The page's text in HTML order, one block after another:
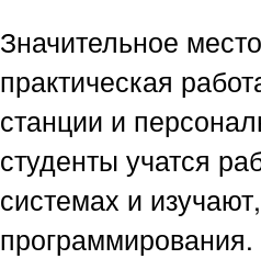
Значительное
практическая
станции и
студенты учатся
системах и
программирования.